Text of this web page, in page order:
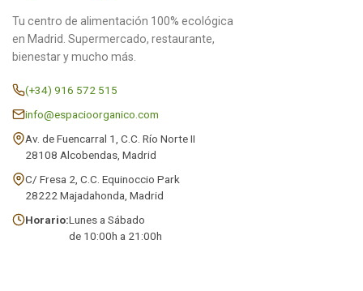
Tu centro de alimentación 100% ecológica
en Madrid. Supermercado, restaurante,
bienestar y mucho más.
(+34) 916 572 515
info@espacioorganico.com
Av. de Fuencarral 1, C.C. Río Norte II
28108 Alcobendas, Madrid
C/ Fresa 2, C.C. Equinoccio Park
28222 Majadahonda, Madrid
Horario:Lunes a Sábado
de 10:00h a 21:00h